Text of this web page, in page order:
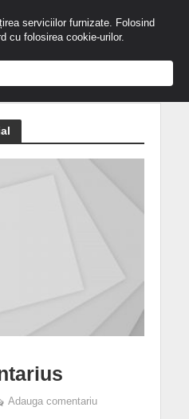
Adauga comentariu
serviciilor furnizate. Folosind
cu folosirea cookie-urilor.